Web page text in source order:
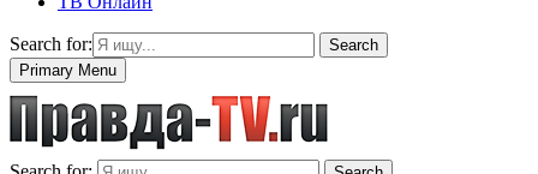
Search for:
Search
Primary Menu